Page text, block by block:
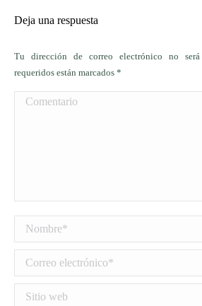
Deja una respuesta
Tu dirección de correo electrónico no
requeridos están marcados *
Comentario
Correo electrónico *